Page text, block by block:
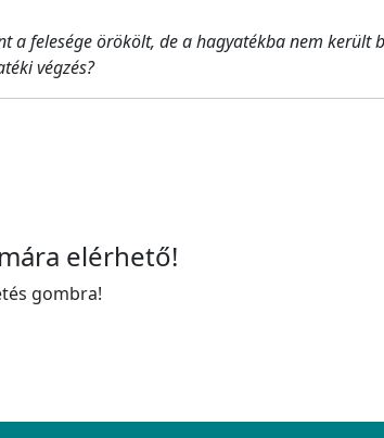
felesége örökölt, de a hagyatékba nem került
végzés?
elérhető!
gombra!